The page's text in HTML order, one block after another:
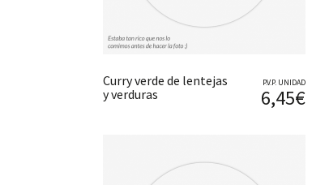
Curry verde de lentejas
y verduras
P.V.P. UNIDAD
6,45€